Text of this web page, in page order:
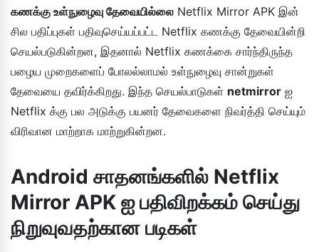
கணக்கு உள்நுழைவு தேவையில்லை Netflix Mirror APK இன்
சில பதிப்புகள் பதிவுசெய்யப்பட்ட Netflix கணக்கு தேவையின்றி
செயல்படுகின்றன, இதனால் Netflix கணக்கை சார்ந்திருந்த
பழைய முறைகளைப் போலல்லாமல் உள்நுழைவு சான்றுகள்
தேவையை தவிர்க்கிறது. இந்த செயல்பாடுகள் netmirror ஐ
Netflix க்கு பல அடுக்கு பயனர் தேவைகளை நிவர்த்தி செய்யும்
விரிவான மாற்றாக மாற்றுகின்றன.
Android சாதனங்களில் Netflix
Mirror APK ஐ பதிவிறக்கம் செய்து
நிறுவுவதற்கான படிகள்